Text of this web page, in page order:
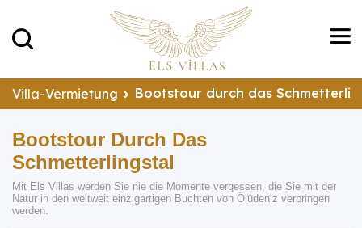
Villa-Vermietung Bootstour durch das
Bootstour Durch Das
Schmetterlingstal
Mit Els Villas werden Sie nie die Momente vergessen, die Sie mit der
Natur in den weltweit einzigartigen Buchten von Ölüdeniz verbringen
werden.